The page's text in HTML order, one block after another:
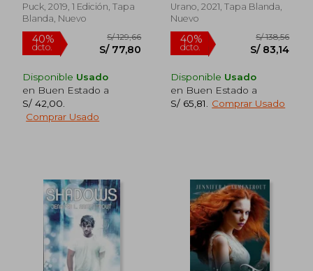
40%
dcto.
S/ 110,60
S/ 66,36
40%
dcto.
Puck, 2019, 1 Edición, Tapa
Blanda, Nuevo
Disponible Usado
en Buen Estado a
S/ 42,00
Comprar Usado
Urano, 2021, Tapa Blanda,
Nuevo
Disponible Usado
en Buen Estado a
S/ 65,81
Comprar Usado